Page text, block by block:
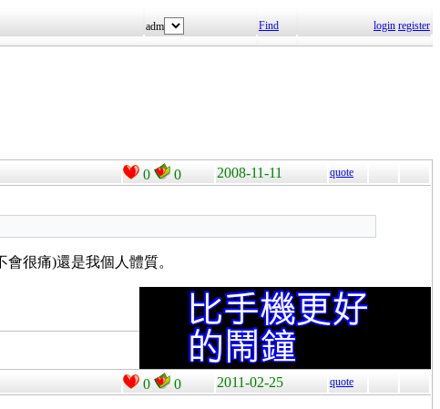
adm Find login register
0 0 2008-11-11 quote
很痛)還是我個人體質。
0 0 2011-02-25 quote